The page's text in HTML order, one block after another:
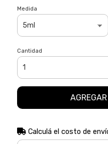
Medida
Cantidad
Calculá el costo de